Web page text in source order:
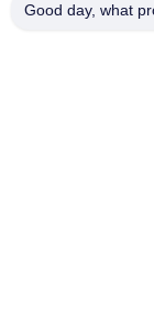
Good day, what